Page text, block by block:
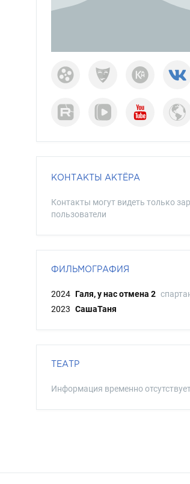
КОНТАКТЫ АКТЁРА
Контакты могут видеть только
пользователи
ФИЛЬМОГРАФИЯ
2024 Галя, у нас отмена 2
2023 СашаТаня
ТЕАТР
Информация временно